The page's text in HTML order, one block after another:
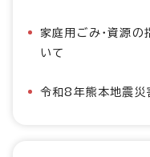
家庭用ごみ・資源
いて
令和8年熊本地震災